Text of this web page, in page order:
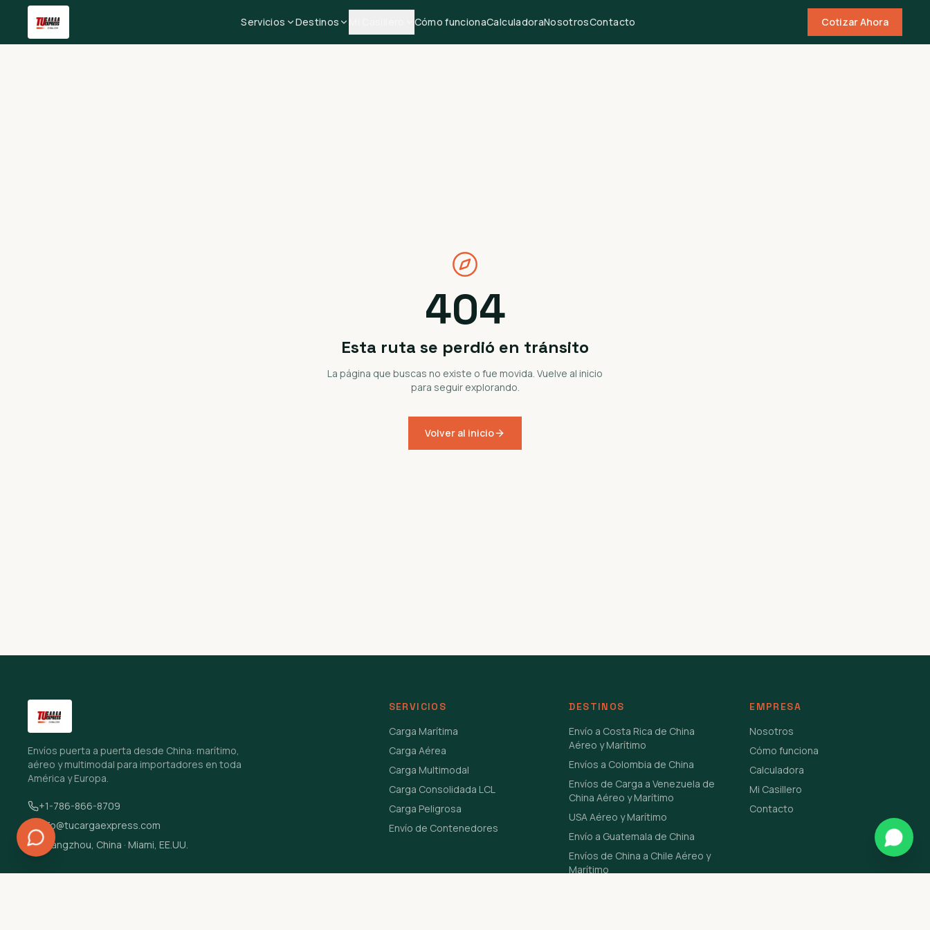
Servicios Destinos Cómo funcionaCalculadoraNosotrosContacto Cotizar Ahora
404
Esta ruta se perdió en tránsito
La página que buscas no existe o fue movida. Vuelve al inicio
para seguir explorando.
Volver al inicio
Envíos puerta a puerta desde China: marítimo,
aéreo y multimodal para importadores en toda
América y Europa.
+1-786-866-8709
info@tucargaexpress.com
Guangzhou, China · Miami, EE.UU.
SERVICIOS
Carga Marítima
Carga Aérea
Carga Multimodal
Carga Consolidada LCL
Carga Peligrosa
Envío de Contenedores
DESTINOS
Envío a Costa Rica de China
Aéreo y Marítimo
Envíos a Colombia de China
Envíos de Carga a Venezuela de
China Aéreo y Marítimo
USA Aéreo y Marítimo
Envío a Guatemala de China
Envíos de China a Chile Aéreo y
Marítimo
EMPRESA
Nosotros
Cómo funciona
Calculadora
Mi Casillero
Contacto